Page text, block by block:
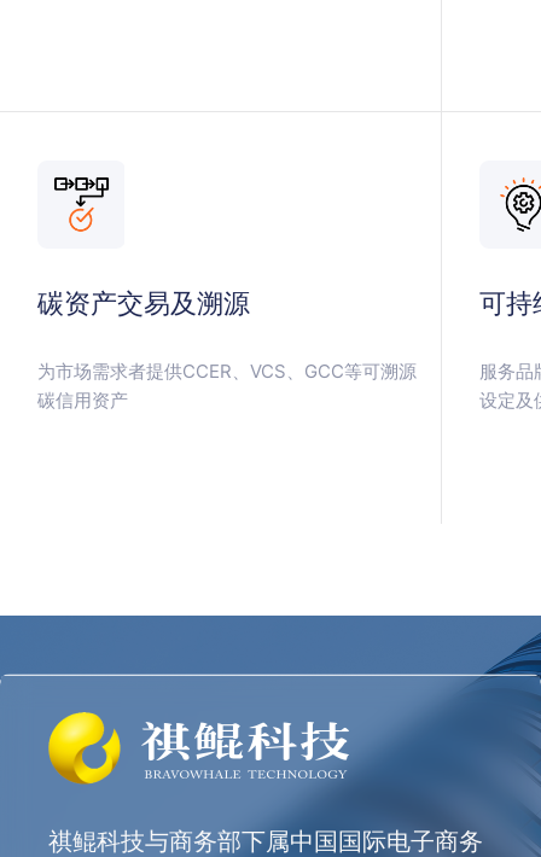
碳资产交易及溯源
为市场需求者提供CCER、VCS、GCC等可溯源
碳信用资产
可持
服务品
设定及
祺鲲科技与商务部下属中国国际电子商务